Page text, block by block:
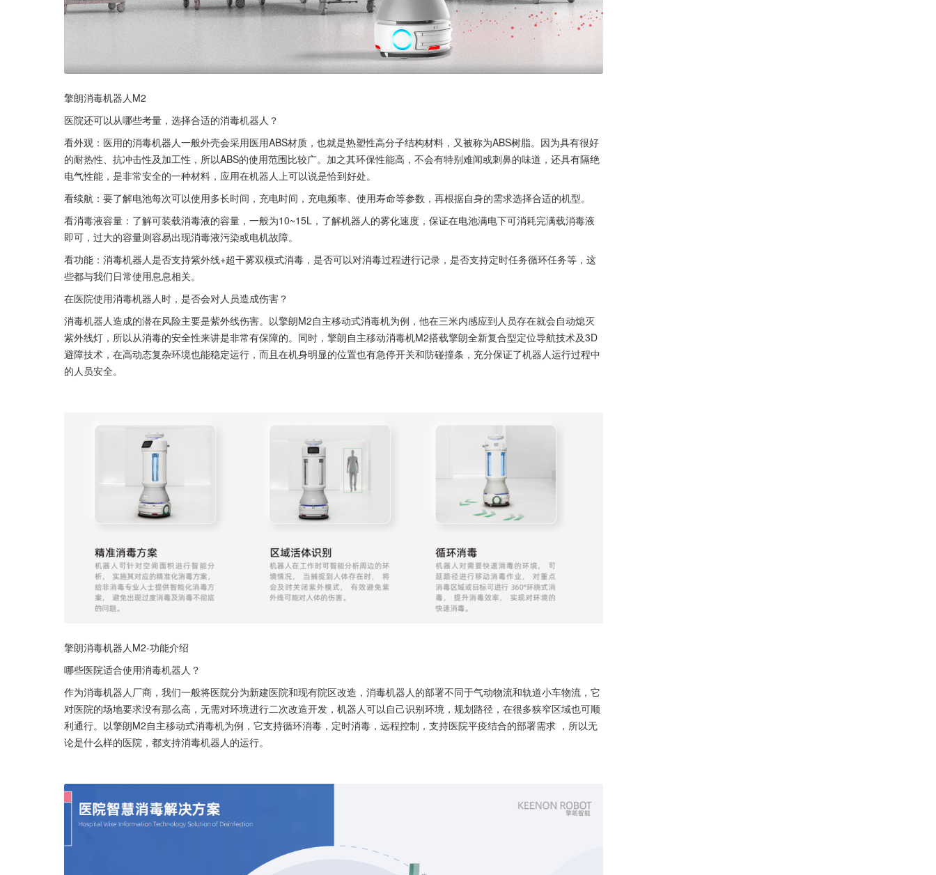
擎朗消毒机器人M2
医院还可以从哪些考量，选择合适的消毒机器人？
看外观：医用的消毒机器人一般外壳会采用医用ABS材质，也就是热塑性高分子结构材料，又被称为ABS树脂。因为具有很好
的耐热性、抗冲击性及加工性，所以ABS的使用范围比较广。加之其环保性能高，不会有特别难闻或刺鼻的味道，还具有隔绝
电气性能，是非常安全的一种材料，应用在机器人上可以说是恰到好处。
看续航：要了解电池每次可以使用多长时间，充电时间，充电频率、使用寿命等参数，再根据自身的需求选择合适的机型。
看消毒液容量：了解可装载消毒液的容量，一般为10~15L，了解机器人的雾化速度，保证在电池满电下可消耗完满载消毒液
即可，过大的容量则容易出现消毒液污染或电机故障。
看功能：消毒机器人是否支持紫外线+超干雾双模式消毒，是否可以对消毒过程进行记录，是否支持定时任务循环任务等，这
些都与我们日常使用息息相关。
在医院使用消毒机器人时，是否会对人员造成伤害？
消毒机器人造成的潜在风险主要是紫外线伤害。以擎朗M2自主移动式消毒机为例，他在三米内感应到人员存在就会自动熄灭
紫外线灯，所以从消毒的安全性来讲是非常有保障的。同时，擎朗自主移动消毒机M2搭载擎朗全新复合型定位导航技术及3D
避障技术，在高动态复杂环境也能稳定运行，而且在机身明显的位置也有急停开关和防碰撞条，充分保证了机器人运行过程中
的人员安全。 
擎朗消毒机器人M2-功能介绍
哪些医院适合使用消毒机器人？
作为消毒机器人厂商，我们一般将医院分为新建医院和现有院区改造，消毒机器人的部署不同于气动物流和轨道小车物流，它
对医院的场地要求没有那么高，无需对环境进行二次改造开发，机器人可以自己识别环境，规划路径，在很多狭窄区域也可顺
利通行。以擎朗M2自主移动式消毒机为例，它支持循环消毒，定时消毒，远程控制，支持医院平疫结合的部署需求 ，所以无
论是什么样的医院，都支持消毒机器人的运行。